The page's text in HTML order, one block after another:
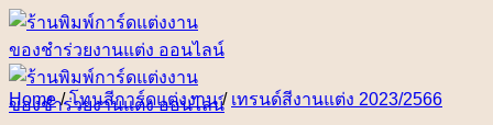
Skip
content
Home / โทนสีการ์ดแต่งงาน / เทรนด์สีงานแต่ง 2023/2566